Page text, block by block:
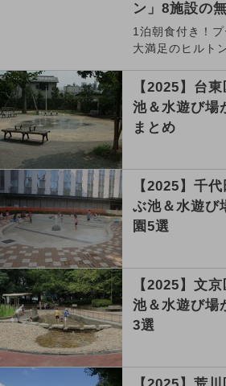
ン」8施設の
1泊朝食付き！
大満足のヒルト
【2025】台
池＆水遊び場
まとめ
【2025】千
ぶ池＆水遊び
園5選
【2025】文
池＆水遊び場
3選